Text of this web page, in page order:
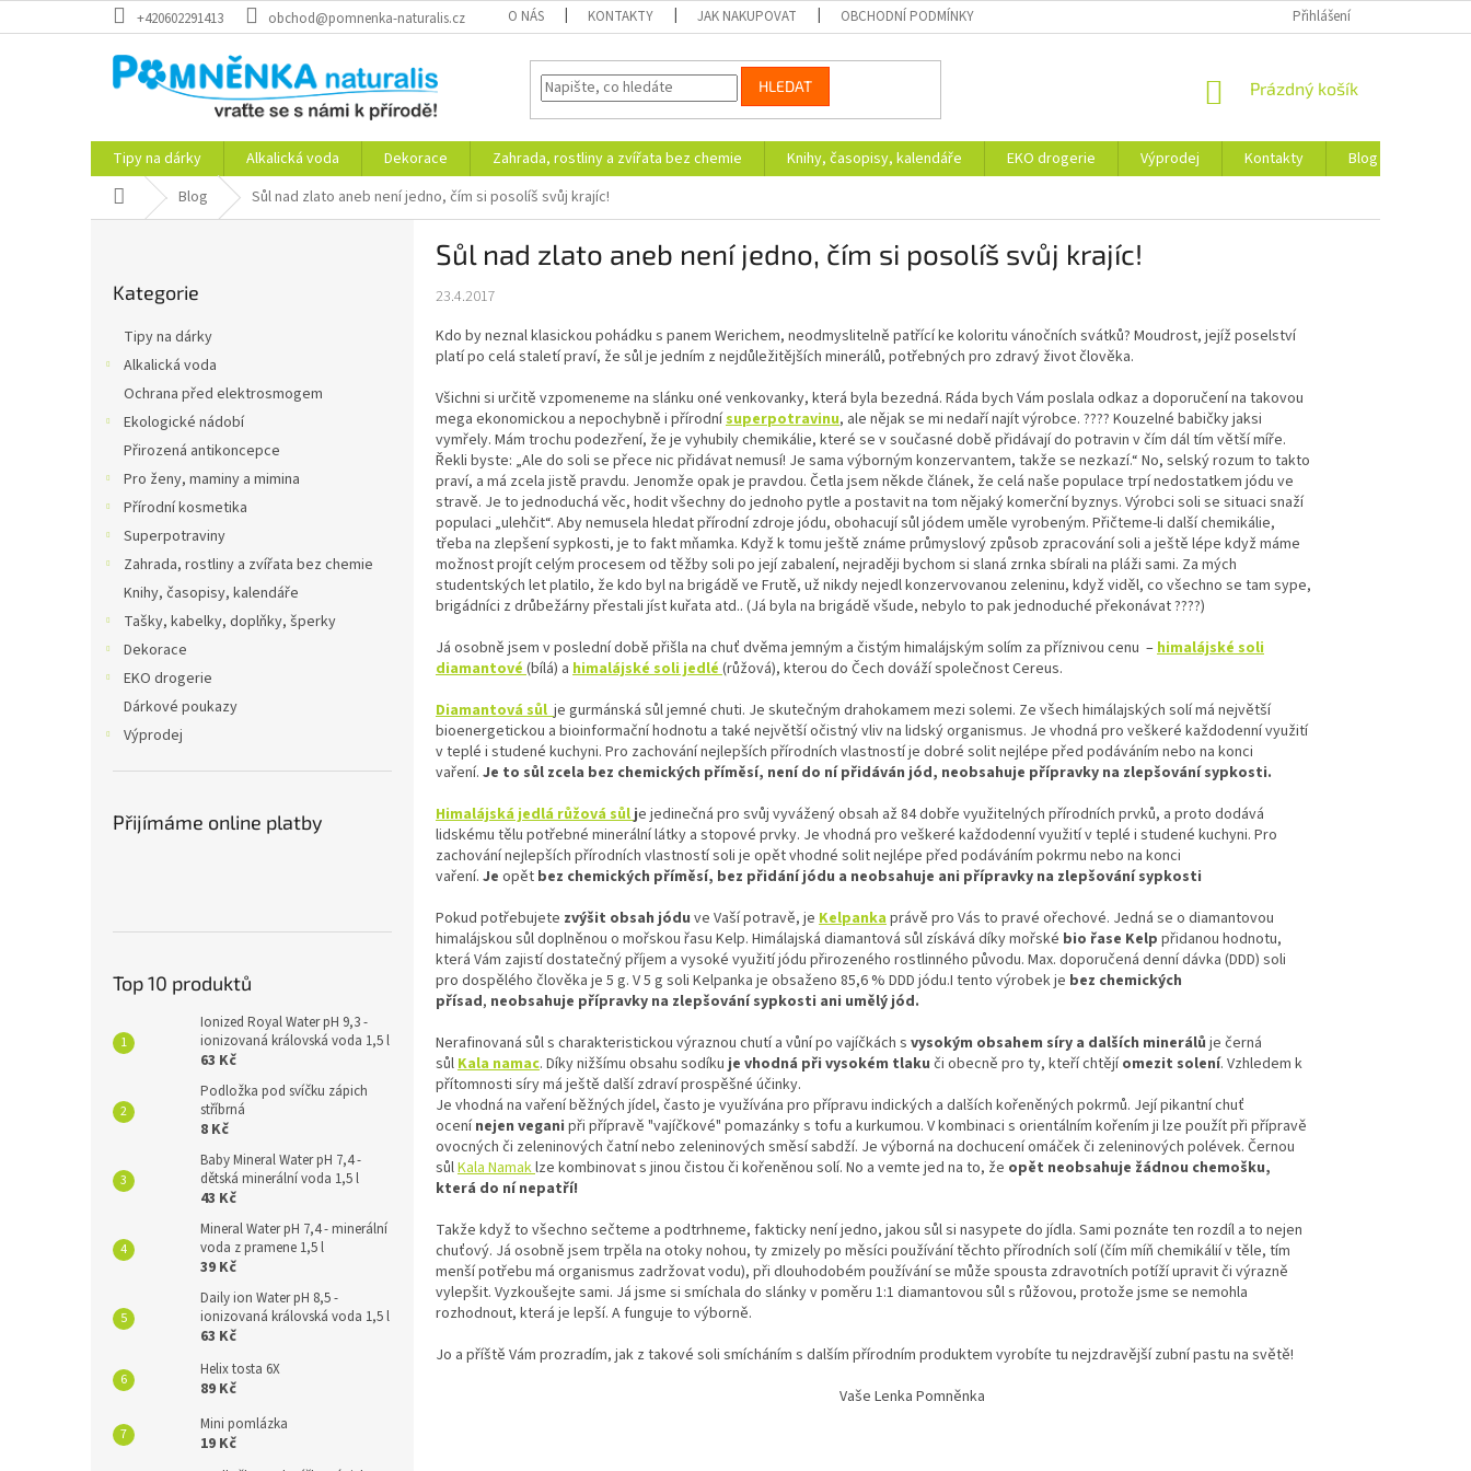
na
+420602291413 obchod@pomnenka-naturalis.cz O NÁS KONTAKTY JAK NAKUPOVAT OBCHODNÍ PODMÍNKY ZÁSADY OCHRANY OSOBNÍCH ÚDAJŮ A SOUBORY COOKIES
Přihlášení
HLEDAT
NÁKUPNÍ
Prázdný košík
Tipy na dárky Alkalická voda Dekorace Zahrada, rostliny a zvířata bez chemie Knihy, časopisy, kalendáře EKO drogerie Výprodej Kontakty Blog
Domů Blog Sůl nad zlato aneb není jedno, čím si posolíš svůj krajíc!
kategorie
Kategorie
Tipy na dárky
Alkalická voda
Ochrana před elektrosmogem
Ekologické nádobí
Přirozená antikoncepce
Pro ženy, maminy a mimina
Přírodní kosmetika
Superpotraviny
Zahrada, rostliny a zvířata bez chemie
Knihy, časopisy, kalendáře
Tašky, kabelky, doplňky, šperky
Dekorace
EKO drogerie
Dárkové poukazy
Výprodej
Přijímáme online platby
Top 10 produktů
Ionized Royal Water pH 9,3 -
ionizovaná královská voda 1,5 l
63 Kč
Podložka pod svíčku zápich
stříbrná
8 Kč
Baby Mineral Water pH 7,4 -
dětská minerální voda 1,5 l
43 Kč
Mineral Water pH 7,4 - minerální
voda z pramene 1,5 l
39 Kč
Daily ion Water pH 8,5 -
ionizovaná královská voda 1,5 l
63 Kč
Helix tosta 6X
89 Kč
Mini pomlázka
19 Kč
Sůl nad zlato aneb není jedno, čím si posolíš svůj krajíc!
23.4.2017
Kdo by neznal klasickou pohádku s panem Werichem, neodmyslitelně patřící ke koloritu vánočních svátků? Moudrost, jejíž poselství
platí po celá staletí praví, že sůl je jedním z nejdůležitějších minerálů, potřebných pro zdravý život člověka.
Všichni si určitě vzpomeneme na slánku oné venkovanky, která byla bezedná. Ráda bych Vám poslala odkaz a doporučení na takovou
mega ekonomickou a nepochybně i přírodnísuperpotravinu, ale nějak se mi nedaří najít výrobce. ???? Kouzelné babičky jaksi
vymřely. Mám trochu podezření, že je vyhubily chemikálie, které se v současné době přidávají do potravin v čím dál tím větší míře.
Řekli byste: „Ale do soli se přece nic přidávat nemusí! Je sama výborným konzervantem, takže se nezkazí.“ No, selský rozum to takto
praví, a má zcela jistě pravdu. Jenomže opak je pravdou. Četla jsem někde článek, že celá naše populace trpí nedostatkem jódu ve
stravě. Je to jednoduchá věc, hodit všechny do jednoho pytle a postavit na tom nějaký komerční byznys. Výrobci soli se situaci snaží
populaci „ulehčit“. Aby nemusela hledat přírodní zdroje jódu, obohacují sůl jódem uměle vyrobeným. Přičteme-li další chemikálie,
třeba na zlepšení sypkosti, je to fakt mňamka. Když k tomu ještě známe průmyslový způsob zpracování soli a ještě lépe když máme
možnost projít celým procesem od těžby soli po její zabalení, nejraději bychom si slaná zrnka sbírali na pláži sami. Za mých
studentských let platilo, že kdo byl na brigádě ve Frutě, už nikdy nejedl konzervovanou zeleninu, když viděl, co všechno se tam sype,
brigádníci z drůbežárny přestali jíst kuřata atd.. (Já byla na brigádě všude, nebylo to pak jednoduché překonávat????)
Já osobně jsem v poslední době přišla na chuť dvěma jemným a čistým himalájským solím za příznivou cenu – himalájské soli
diamantové (bílá) a himalájské soli jedlé (růžová), kterou do Čech dováží společnost Cereus.
Diamantová sůl je gurmánská sůl jemné chuti. Je skutečným drahokamem mezi solemi. Ze všech himálajských solí má největší
bioenergetickou a bioinformační hodnotu a také největší očistný vliv na lidský organismus. Je vhodná pro veškeré každodenní využití
v teplé i studené kuchyni. Pro zachování nejlepších přírodních vlastností je dobré solit nejlépe před podáváním nebo na konci
vaření. Je to sůl zcela bez chemických příměsí, není do ní přidáván jód, neobsahuje přípravky na zlepšování sypkosti.
Himalájská jedlá růžová sůl je jedinečná pro svůj vyvážený obsah až 84 dobře využitelných přírodních prvků, a proto dodává
lidskému tělu potřebné minerální látky a stopové prvky. Je vhodná pro veškeré každodenní využití v teplé i studené kuchyni. Pro
zachování nejlepších přírodních vlastností soli je opět vhodné solit nejlépe před podáváním pokrmu nebo na konci
vaření. Je opět bez chemických příměsí, bez přidání jódu a neobsahuje ani přípravky na zlepšování sypkosti
Pokud potřebujete zvýšit obsah jódu ve Vaší potravě, je Kelpanka právě pro Vás to pravé ořechové. Jedná se o diamantovou
himalájskou sůl doplněnou o mořskou řasu Kelp. Himálajská diamantová sůl získává díky mořské bio řase Kelp přidanou hodnotu,
která Vám zajistí dostatečný příjem a vysoké využití jódu přirozeného rostlinného původu. Max. doporučená denní dávka (DDD) soli
pro dospělého člověka je 5 g. V 5 g soli Kelpanka je obsaženo 85,6 % DDD jódu.I tento výrobek je bez chemických
přísad, neobsahuje přípravky na zlepšování sypkosti ani umělý jód.
Nerafinovaná sůl s charakteristickou výraznou chutí a vůní po vajíčkách s vysokým obsahem síry a dalších minerálů je černá
sůl Kala namac. Díky nižšímu obsahu sodíku je vhodná při vysokém tlaku či obecně pro ty, kteří chtějíomezit solení. Vzhledem k
přítomnosti síry má ještě další zdraví prospěšné účinky.
Je vhodná na vaření běžných jídel, často je využívána pro přípravu indických a dalších kořeněných pokrmů. Její pikantní chuť
ocenínejen vegani při přípravě "vajíčkové" pomazánky s tofu a kurkumou. V kombinaci s orientálním kořením ji lze použít při přípravě
ovocných či zeleninových čatní nebo zeleninových směsí sabdží. Je výborná na dochucení omáček či zeleninových polévek. Černou
sůlKala Namaklze kombinovat s jinou čistou či kořeněnou solí. No a vemte jed na to, že opět neobsahuje žádnou chemošku,
která do ní nepatří!
Takže když to všechno sečteme a podtrhneme, fakticky není jedno, jakou sůl si nasypete do jídla. Sami poznáte ten rozdíl a to nejen
chuťový. Já osobně jsem trpěla na otoky nohou, ty zmizely po měsíci používání těchto přírodních solí (čím míň chemikálií v těle, tím
menší potřebu má organismus zadržovat vodu), při dlouhodobém používání se může spousta zdravotních potíží upravit či výrazně
vylepšit. Vyzkoušejte sami. Já jsme si smíchala do slánky v poměru 1:1 diamantovou sůl s růžovou, protože jsme se nemohla
rozhodnout, která je lepší. A funguje to výborně.
Jo a příště Vám prozradím, jak z takové soli smícháním s dalším přírodním produktem vyrobíte tu nejzdravější zubní pastu na světě!
Vaše Lenka Pomněnka